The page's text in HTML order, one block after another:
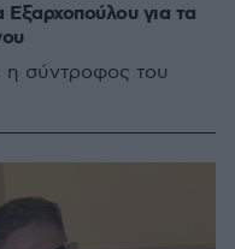
για τα
η σύντροφος του